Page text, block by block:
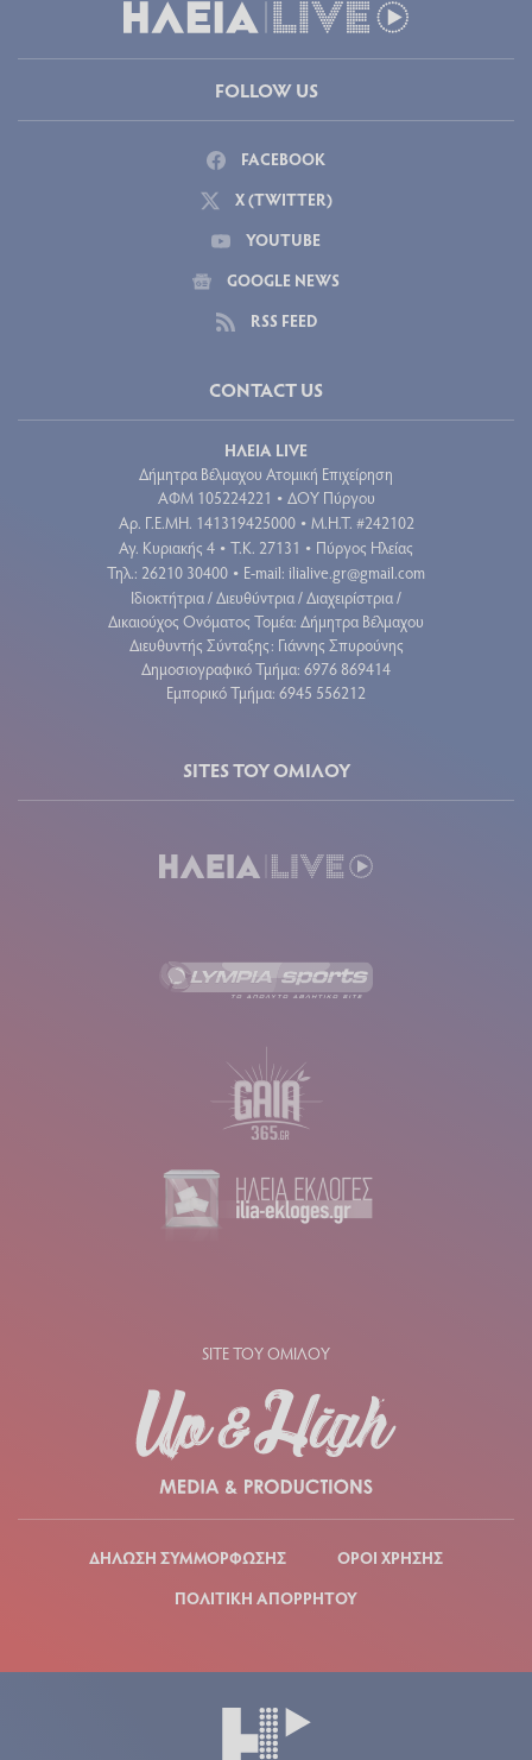
FOLLOW US
FACEBOOK
X (TWITTER)
YOUTUBE
GOOGLE NEWS
RSS FEED
CONTACT US
ΗΛΕΙΑ LIVE
Δήμητρα Βέλμαχου Ατομική Επιχείρηση
ΑΦΜ 105224221 • ΔΟΥ Πύργου
Aρ. Γ.Ε.ΜΗ. 141319425000 • Μ.Η.Τ. #242102
Αγ. Κυριακής 4 • Τ.Κ. 27131 • Πύργος Ηλείας
Τηλ.: 26210 30400 • E-mail: ilialive.gr@gmail.com
Ιδιοκτήτρια / Διευθύντρια / Διαχειρίστρια /
Δικαιούχος Ονόματος Τομέα: Δήμητρα Βέλμαχου
Διευθυντής Σύνταξης: Γιάννης Σπυρούνης
Δημοσιογραφικό Τμήμα: 6976 869414
Εμπορικό Τμήμα: 6945 556212
SITES ΤΟΥ ΟΜΙΛΟΥ
SITE ΤΟΥ ΟΜΙΛΟΥ
ΔΗΛΩΣΗ ΣΥΜΜΟΡΦΩΣΗΣ
ΟΡΟΙ ΧΡΗΣΗΣ
ΠΟΛΙΤΙΚΗ ΑΠΟΡΡΗΤΟΥ